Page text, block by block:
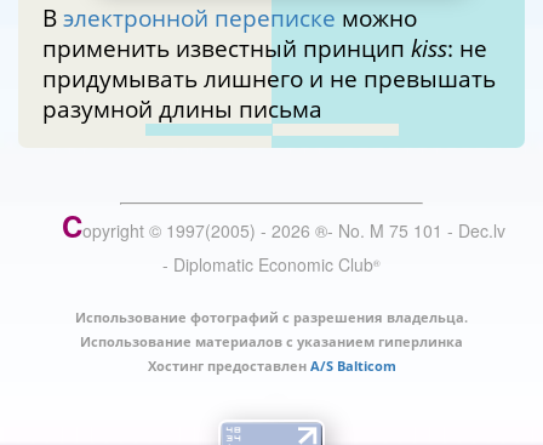
В электронной переписке можно
применить известный принцип kiss: не
придумывать лишнего и не превышать
разумной длины письма
Copyright © 1997(2005) - 2026 ®- No. M 75 101 - Dec.lv
- Diplomatic Economic Club®
Использование фотографий с разрешения владельца.
Использование материалов с указанием гиперлинка
Хостинг предоставлен A/S Balticom